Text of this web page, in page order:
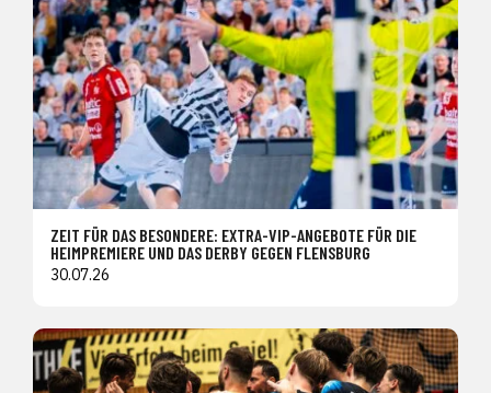
ZEIT FÜR DAS BESONDERE: EXTRA-VIP-ANGEBOTE FÜR DIE
HEIMPREMIERE UND DAS DERBY GEGEN FLENSBURG
30.07.26